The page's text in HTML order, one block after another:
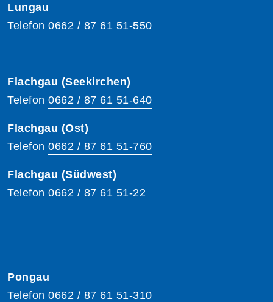
Lungau
Telefon 0662 / 87 61 51-550
Flachgau (Seekirchen)
Telefon 0662 / 87 61 51-640
Flachgau (Ost)
Telefon 0662 / 87 61 51-760
Flachgau (Südwest)
Telefon 0662 / 87 61 51-22
Pongau
Telefon 0662 / 87 61 51-310